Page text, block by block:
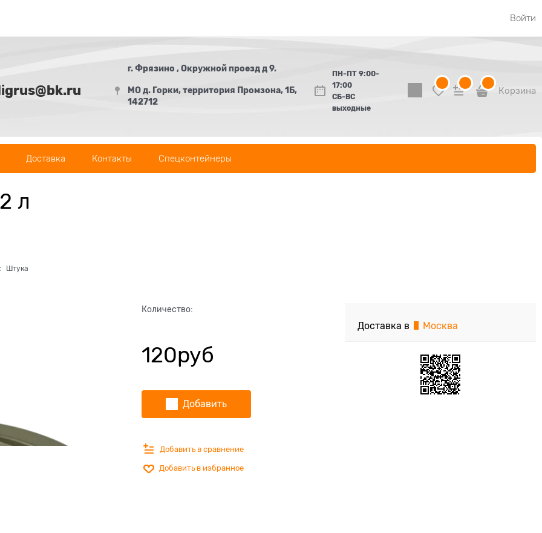
Войти
г. Фрязино , Окружной проезд д 9.
МО д. Горки, территория Промзона, 1Б,
142712
ПН-ПТ 9:00-
17:00
СБ-ВС
выходные
Корзина
Доставка Контакты Спецконтейнеры
л
Штука
Количество:
120руб
Добавить
Добавить в сравнение
Добавить в избранное
Доставка в Москва